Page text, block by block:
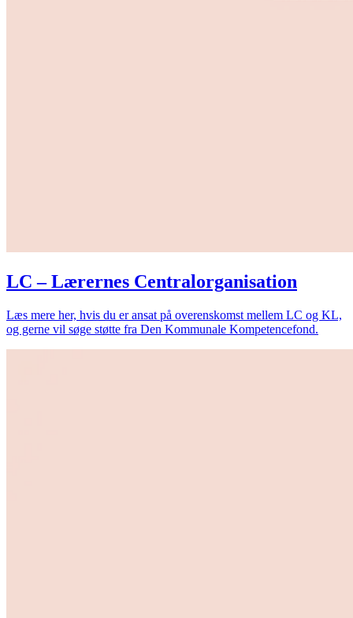
LC – Lærernes Centralorganisation
Læs mere her, hvis du er ansat på overenskomst mellem LC og KL,
og gerne vil søge støtte fra Den Kommunale Kompetencefond.